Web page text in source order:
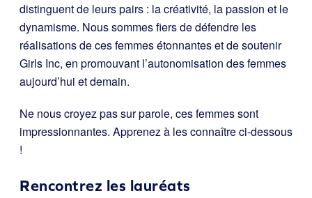
distinguent de leurs pairs : la créativité, la passion et le
dynamisme. Nous sommes fiers de défendre les
réalisations de ces femmes étonnantes et de soutenir
Girls Inc, en promouvant l’autonomisation des femmes
aujourd’hui et demain.
Ne nous croyez pas sur parole, ces femmes sont
impressionnantes. Apprenez à les connaître ci-dessous
!
Rencontrez les lauréats